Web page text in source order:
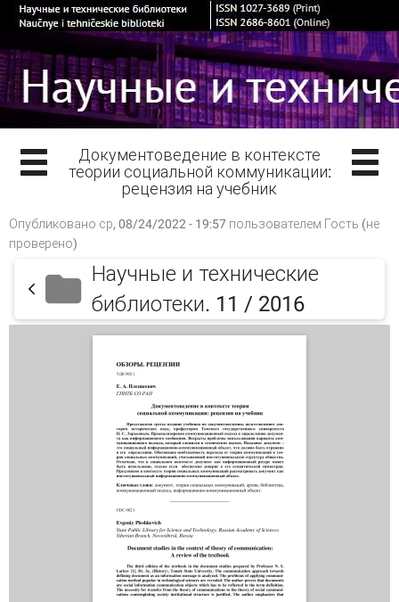
Документоведение в контексте
теории социальной коммуникации:
рецензия на учебник
Опубликовано ср, 08/24/2022 - 19:57 пользователем Гость (не
проверено)
Научные и технические
библиотеки. 11 / 2016